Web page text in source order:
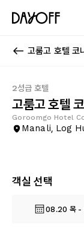
고룸고 호텔 코
2성급 호텔
고룸고 호텔
Goroomgo Hotel
객실 선택
08.20 목 -